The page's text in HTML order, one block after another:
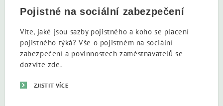
Pojistné na sociální zabezpečení
Víte, jaké jsou sazby pojistného a koho se placení
pojistného týká? Vše o pojistném na sociální
zabezpečení a povinnostech zaměstnavatelů se
dozvíte zde.
ZJISTIT VÍCE